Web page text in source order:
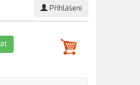
Přihlášení